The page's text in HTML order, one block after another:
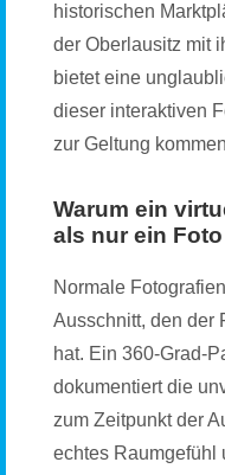
historischen
der Oberlausitz mit
bietet eine
dieser interaktiven
zur Geltung
Warum ein
als nur ein Foto
Normale
Ausschnitt, den der
hat. Ein 360-Grad-
dokumentiert die
zum Zeitpunkt der
echtes Raumgefühl